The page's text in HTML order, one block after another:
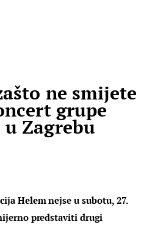
ne smijete
grupe
u Zagrebu
Helem nejse u subotu, 27.
predstaviti drugi